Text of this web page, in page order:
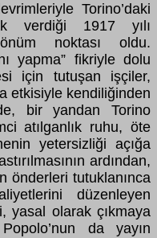
Torino’daki
verdiği 1917 yılı
noktası oldu.
yapma” fikriyle dolu
için tutuşan işçiler,
etkisiyle kendiliğinden
bir yandan Torino
atılganlık ruhu, öte
yetersizliği açığa
ardından,
önderleri tutuklanınca
düzenleyen
yasal olarak çıkmaya
da yayın